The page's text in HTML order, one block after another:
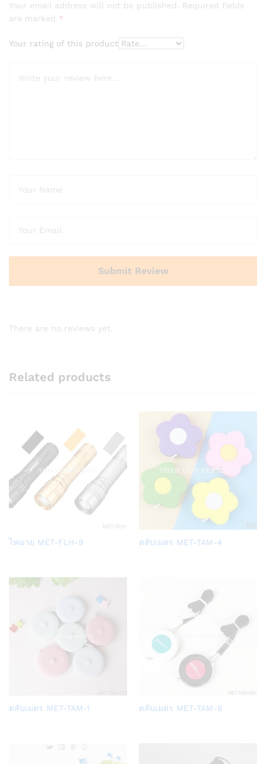
Your email address will not be published.
Required fields
are marked *
Your rating of this product
There are no reviews yet.
Related products
Add
list
ไฟฉาย MET-FLH-9
Add
ตลับเมตร MET-TAM-4
Add
list
ตลับเมตร MET-TAM-1
Add
ตลับเมตร MET-TAM-6